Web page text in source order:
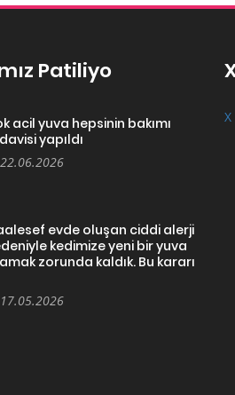
Patiliyo
acil yuva hepsinin bakımı
yapıldı
22.06.2026
evde oluşan ciddi alerji
kedimize yeni bir yuva
zorunda kaldık. Bu kararı
17.05.2026